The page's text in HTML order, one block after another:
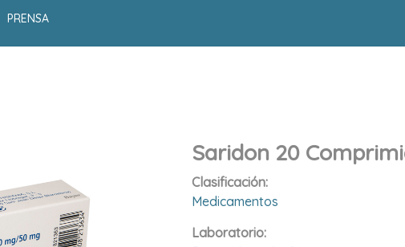
PRENSA
Saridon 20
Clasificación:
Medicamentos
Laboratorio: